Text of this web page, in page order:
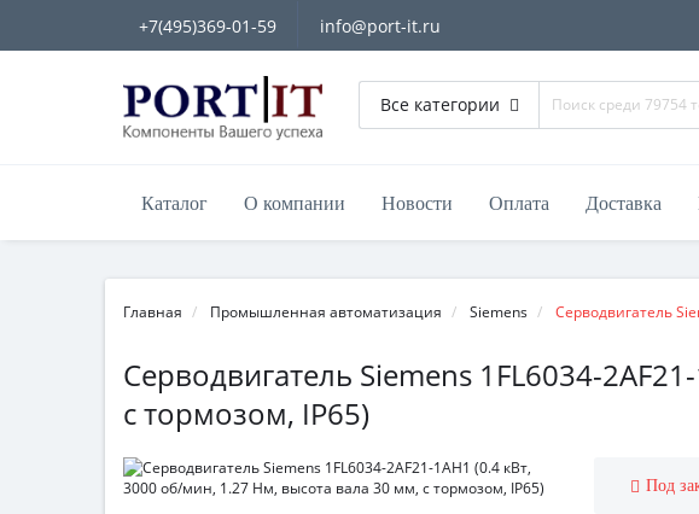
+7(495)369-01-59 info@port-it.ru
Все категории
Каталог О компании Новости Оплата Доставка
Главная Промышленная автоматизация Siemens Серводвигатель
Серводвигатель Siemens 1FL6034-
с тормозом, IP65)
Под